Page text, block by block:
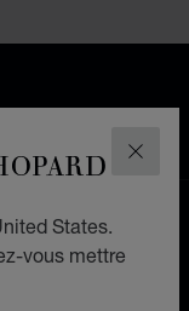
States.
vous mettre
SUISSE